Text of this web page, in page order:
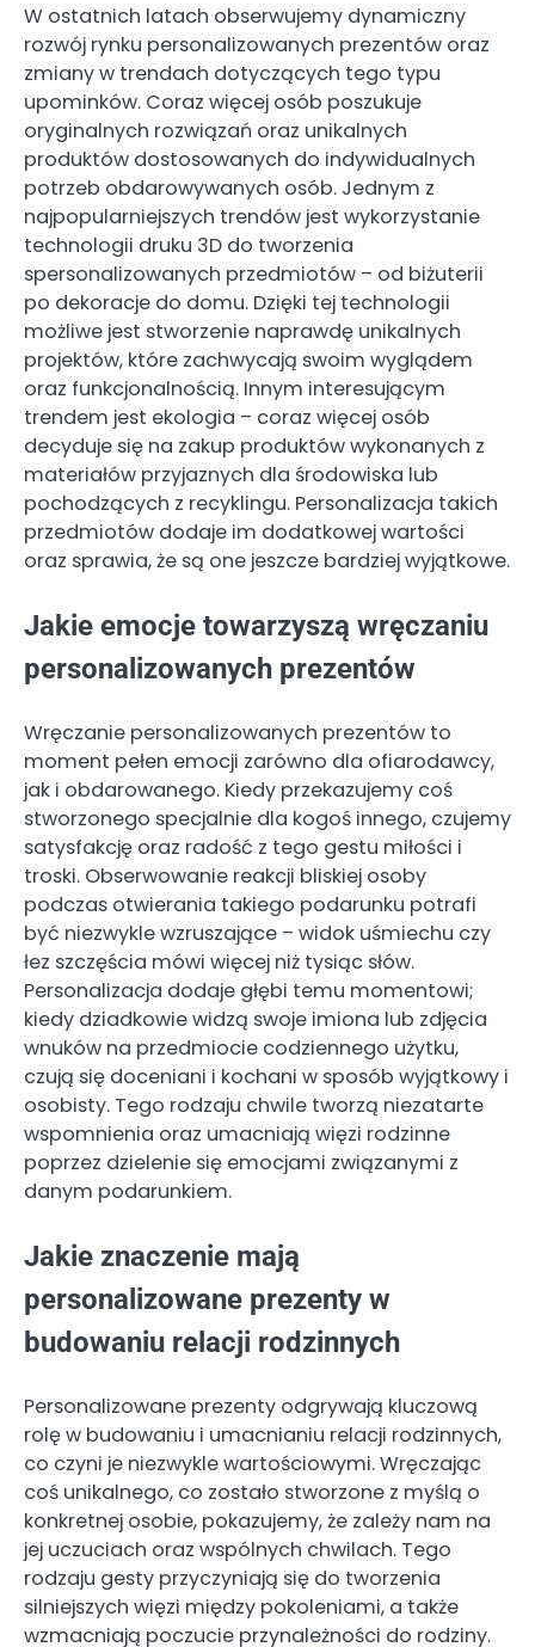
W ostatnich latach obserwujemy dynamiczny
rozwój rynku personalizowanych prezentów oraz
zmiany w trendach dotyczących tego typu
upominków. Coraz więcej osób poszukuje
oryginalnych rozwiązań oraz unikalnych
produktów dostosowanych do indywidualnych
potrzeb obdarowywanych osób. Jednym z
najpopularniejszych trendów jest wykorzystanie
technologii druku 3D do tworzenia
spersonalizowanych przedmiotów – od biżuterii
po dekoracje do domu. Dzięki tej technologii
możliwe jest stworzenie naprawdę unikalnych
projektów, które zachwycają swoim wyglądem
oraz funkcjonalnością. Innym interesującym
trendem jest ekologia – coraz więcej osób
decyduje się na zakup produktów wykonanych z
materiałów przyjaznych dla środowiska lub
pochodzących z recyklingu. Personalizacja takich
przedmiotów dodaje im dodatkowej wartości
oraz sprawia, że są one jeszcze bardziej wyjątkowe.
Jakie emocje towarzyszą wręczaniu
personalizowanych prezentów
Wręczanie personalizowanych prezentów to
moment pełen emocji zarówno dla ofiarodawcy,
jak i obdarowanego. Kiedy przekazujemy coś
stworzonego specjalnie dla kogoś innego, czujemy
satysfakcję oraz radość z tego gestu miłości i
troski. Obserwowanie reakcji bliskiej osoby
podczas otwierania takiego podarunku potrafi
być niezwykle wzruszające – widok uśmiechu czy
łez szczęścia mówi więcej niż tysiąc słów.
Personalizacja dodaje głębi temu momentowi;
kiedy dziadkowie widzą swoje imiona lub zdjęcia
wnuków na przedmiocie codziennego użytku,
czują się doceniani i kochani w sposób wyjątkowy i
osobisty. Tego rodzaju chwile tworzą niezatarte
wspomnienia oraz umacniają więzi rodzinne
poprzez dzielenie się emocjami związanymi z
danym podarunkiem.
Jakie znaczenie mają
personalizowane prezenty w
budowaniu relacji rodzinnych
Personalizowane prezenty odgrywają kluczową
rolę w budowaniu i umacnianiu relacji rodzinnych,
co czyni je niezwykle wartościowymi. Wręczając
coś unikalnego, co zostało stworzone z myślą o
konkretnej osobie, pokazujemy, że zależy nam na
jej uczuciach oraz wspólnych chwilach. Tego
rodzaju gesty przyczyniają się do tworzenia
silniejszych więzi między pokoleniami, a także
wzmacniają poczucie przynależności do rodziny.